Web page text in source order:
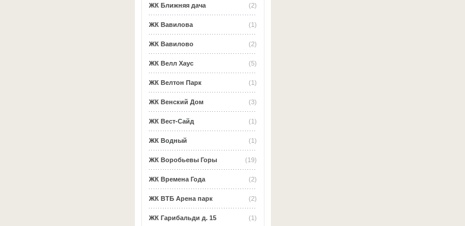
(2)
ЖК Ближняя дача
(1)
ЖК Вавилова
(2)
ЖК Вавилово
(5)
ЖК Велл Хаус
(1)
ЖК Велтон Парк
(3)
ЖК Венский Дом
(1)
ЖК Вест-Сайд
(1)
ЖК Водный
(19)
ЖК Воробьевы Горы
(2)
ЖК Времена Года
(2)
ЖК ВТБ Арена парк
(1)
ЖК Гарибальди д. 15